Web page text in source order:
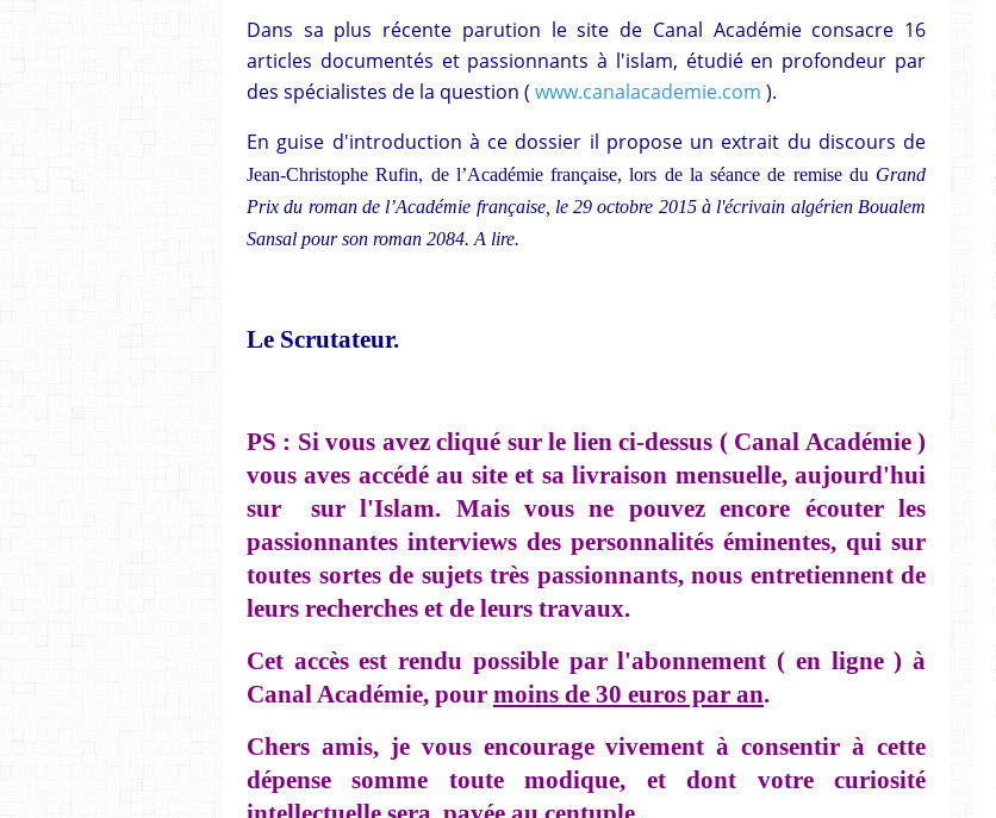
Dans sa plus récente parution le site de Canal Académie consacre 16
articles documentés et passionnants à l'islam, étudié en profondeur par
des spécialistes de la question ( www.canalacademie.com ).
En guise d'introduction à ce dossier il propose un extrait du discours de
Jean-Christophe Rufin, de l’Académie française, lors de la séance de remise du Grand
Prix du roman de l’Académie française, le 29 octobre 2015 à l'écrivain algérien Boualem
Sansal pour son roman 2084. A lire.
Le Scrutateur.
PS : Si vous avez cliqué sur le lien ci-dessus ( Canal Académie )
vous aves accédé au site et sa livraison mensuelle, aujourd'hui
sur sur l'Islam. Mais vous ne pouvez encore écouter les
passionnantes interviews des personnalités éminentes, qui sur
toutes sortes de sujets très passionnants, nous entretiennent de
leurs recherches et de leurs travaux.
Cet accès est rendu possible par l'abonnement ( en ligne ) à
Canal Académie, pour moins de 30 euros par an.
Chers amis, je vous encourage vivement à consentir à cette
dépense somme toute modique, et dont votre curiosité